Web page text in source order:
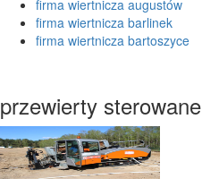
firma wiertnicza augustów
firma wiertnicza barlinek
firma wiertnicza bartoszyce
przewierty